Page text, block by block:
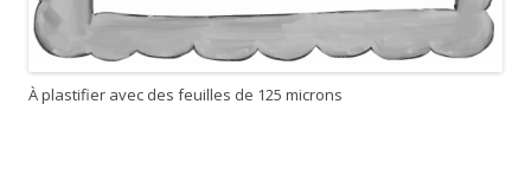
À plastifier avec des feuilles de 125 microns